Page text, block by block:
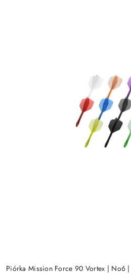
Piórka Mission Force 90 Vortex | No6 |